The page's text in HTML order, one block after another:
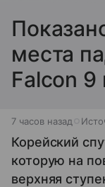
места
Falcon 9
7 часов назад
Корейский
которую на
верхняя